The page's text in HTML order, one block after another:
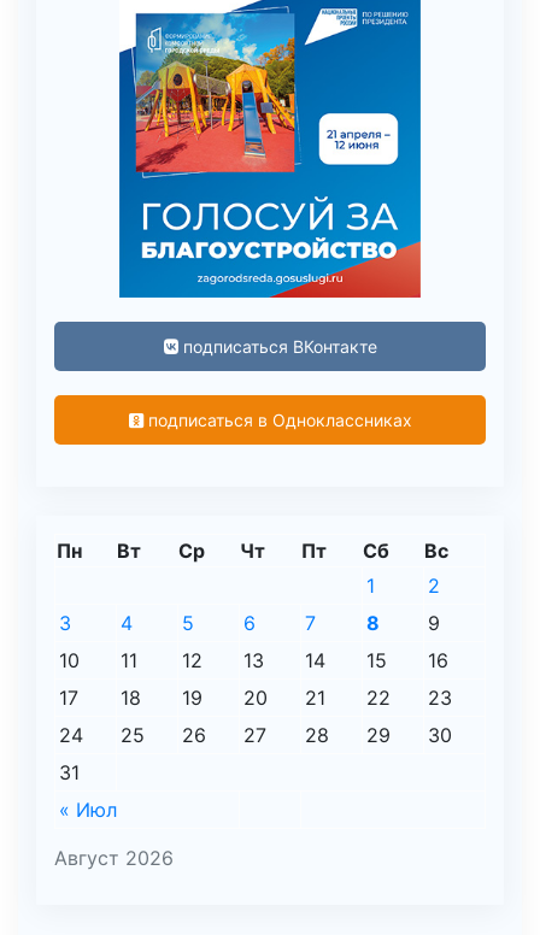
подписаться ВКонтакте
подписаться в Одноклассниках
Август 2026
Пн Вт Ср Чт Пт Сб Вс
« Июл
1
2
3
4 5 6 7 8
9
10
11 12 13 14 15
16
17
18 19 20 21 22
23
24
25 26 27 28 29
30
31